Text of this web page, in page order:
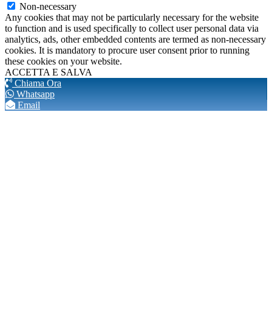
Non-necessary
Any cookies that may not be particularly necessary for the website
to function and is used specifically to collect user personal data via
analytics, ads, other embedded contents are termed as non-necessary
cookies. It is mandatory to procure user consent prior to running
these cookies on your website.
ACCETTA E SALVA
Chiama Ora
Whatsapp
Email